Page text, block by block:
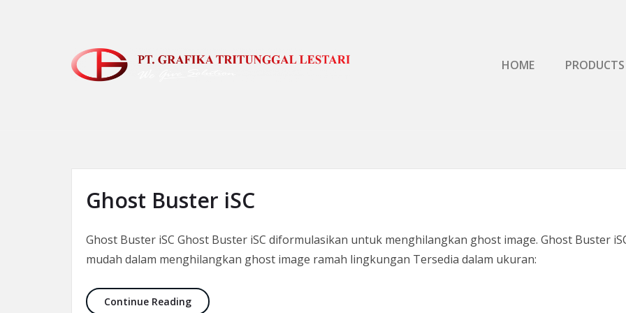
HOME
PRODUCTS
Ghost Buster iSC
Ghost Buster iSC Ghost Buster iSC diformulasikan untuk menghilangkan ghost image. Ghost Buster
mudah dalam menghilangkan ghost image ramah lingkungan Tersedia dalam ukuran:
Continue ReadingGhost Buster iSC